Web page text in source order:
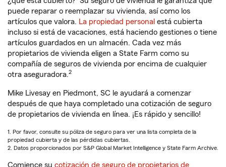
puede reparar o reemplazar su vivienda, así como los
artículos que valora. La propiedad personal está cubierta
incluso si está de vacaciones, está haciendo gestiones o tiene
artículos guardados en un almacén. Cada vez más
propietarios de vivienda eligen a State Farm como su
compañía de seguros de vivienda por encima de cualquier
otra aseguradora.2
Mike Livesay en Piedmont, SC le ayudará a comenzar
después de que haya completado una cotización de seguro
de propietarios de vivienda en línea. ¡Es rápido y sencillo!
1. Por favor, consulte su póliza de seguro para ver una lista completa de la
propiedad cubierta y de las pérdidas cubiertas.
2. Datos proporcionados por S&P Global Market Intelligence y State Farm Archive.
Comience su cotización de seguro de propietarios de